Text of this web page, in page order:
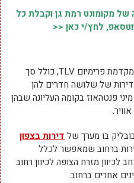
מקומונט רמת גן וקבלת כל
לחץ/י כאן <<
בניין הבוטיק ברחוב בובליק 4, אותו מקדמת פרימיום TLV, כולל סך
הכל 13 דירות בוטיק. מדובר על 10 דירות של שלושה חדרים להן
פנטהאוז בקומה העליונה שבהן
בו מערך של דירות בצפון
ברחוב שמאפשר לכלל
לכיוון מזרח הצופה לכיוון רחוב
אחרים ברחוב.